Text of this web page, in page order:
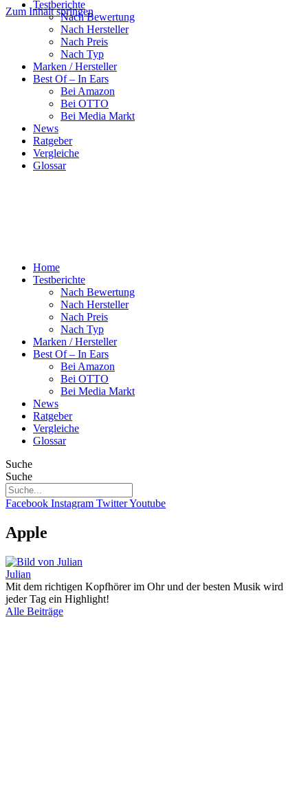
Zum Inhalt springen
Testberichte
Nach Bewertung
Nach Hersteller
Nach Preis
Nach Typ
Marken / Hersteller
Best Of – In Ears
Bei Amazon
Bei OTTO
Bei Media Markt
News
Ratgeber
Vergleiche
Glossar
Home
Testberichte
Nach Bewertung
Nach Hersteller
Nach Preis
Nach Typ
Marken / Hersteller
Best Of – In Ears
Bei Amazon
Bei OTTO
Bei Media Markt
News
Ratgeber
Vergleiche
Glossar
Suche
Suche
Facebook Instagram TwitterYoutube
Apple
Julian
Mit dem richtigen Kopfhörer im Ohr und der besten Musik wird
jeder Tag ein Highlight!
Alle Beiträge